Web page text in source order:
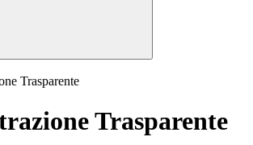
Trasparente
Trasparente